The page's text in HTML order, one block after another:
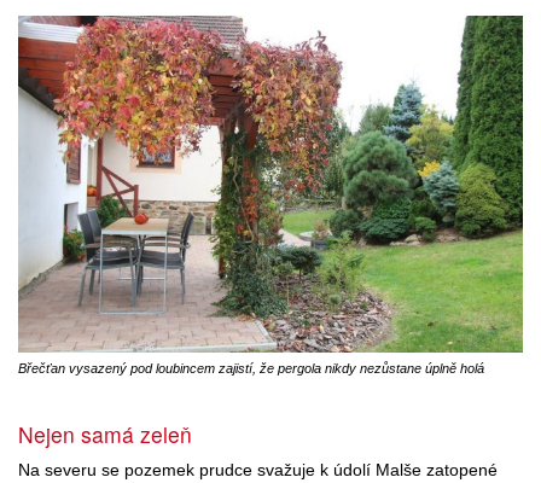
Břečťan vysazený pod loubincem zajistí, že pergola nikdy nezůstane úplně holá
Nejen samá zeleň
Na severu se pozemek prudce svažuje k údolí Malše zatopené